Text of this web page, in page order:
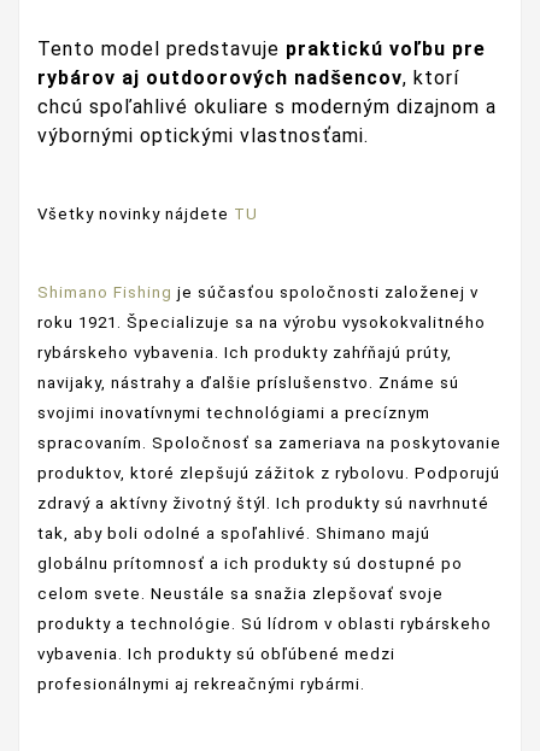
Tento model predstavuje praktickú voľbu pre
rybárov aj outdoorových nadšencov, ktorí
chcú spoľahlivé okuliare s moderným dizajnom a
výbornými optickými vlastnosťami.
Všetky novinky nájdete TU
Shimano Fishing je súčasťou spoločnosti založenej v
roku 1921. Špecializuje sa na výrobu vysokokvalitného
rybárskeho vybavenia. Ich produkty zahŕňajú prúty,
navijaky, nástrahy a ďalšie príslušenstvo. Známe sú
svojimi inovatívnymi technológiami a precíznym
spracovaním. Spoločnosť sa zameriava na poskytovanie
produktov, ktoré zlepšujú zážitok z rybolovu. Podporujú
zdravý a aktívny životný štýl. Ich produkty sú navrhnuté
tak, aby boli odolné a spoľahlivé. Shimano majú
globálnu prítomnosť a ich produkty sú dostupné po
celom svete. Neustále sa snažia zlepšovať svoje
produkty a technológie. Sú lídrom v oblasti rybárskeho
vybavenia. Ich produkty sú obľúbené medzi
profesionálnymi aj rekreačnými rybármi.